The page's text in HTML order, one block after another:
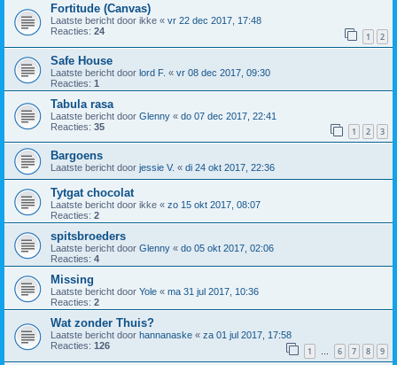
Fortitude (Canvas)
Laatste bericht door ikke « vr 22 dec 2017, 17:48
Reacties: 24 1 2
Safe House
Laatste bericht door lord F. « vr 08 dec 2017, 09:30
Reacties: 1
Tabula rasa
Laatste bericht door Glenny « do 07 dec 2017, 22:41
Reacties: 35 1 2 3
Bargoens
Laatste bericht door jessie V. « di 24 okt 2017, 22:36
Tytgat chocolat
Laatste bericht door ikke « zo 15 okt 2017, 08:07
Reacties: 2
spitsbroeders
Laatste bericht door Glenny « do 05 okt 2017, 02:06
Reacties: 4
Missing
Laatste bericht door Yole « ma 31 jul 2017, 10:36
Reacties: 2
Wat zonder Thuis?
Laatste bericht door hannanaske « za 01 jul 2017, 17:58
Reacties: 126 1 … 6 7 8 9